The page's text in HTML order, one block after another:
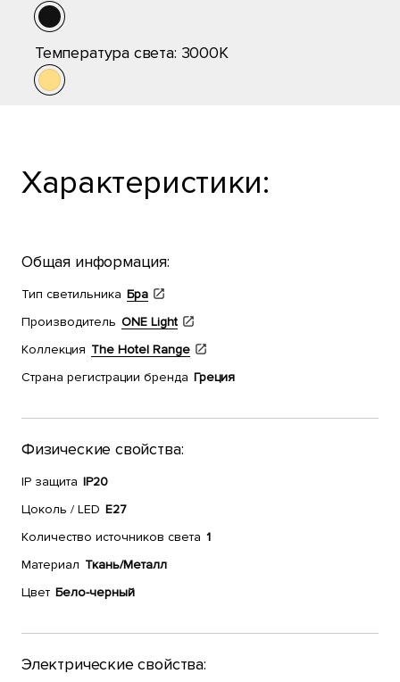
Температура света: 3000K
Характеристики:
Общая информация:
Тип светильника Бра
Производитель ONE Light
Коллекция The Hotel Range
Страна регистрации бренда Греция
Физические свойства:
IP защита IP20
Цоколь / LED E27
Количество источников света 1
Материал Ткань/Металл
Цвет Бело-черный
Электрические свойства: